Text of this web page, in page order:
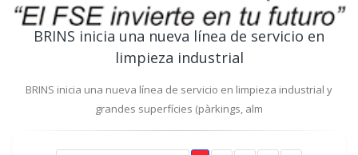
BRINS inicia una nueva línea de servicio en
limpieza industrial
BRINS inicia una nueva línea de servicio en limpieza industrial y
grandes superfícies (pàrkings, alm